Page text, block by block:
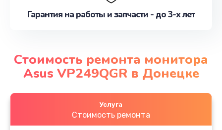
Гарантия на работы и запчасти - до 3-х лет
Стоимость ремонта монитора
Asus VP249QGR в Донецке
Услуга
Стоимость ремонта